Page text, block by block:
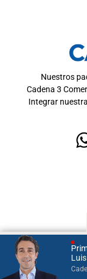
Nuestros
Cadena 3
Integrar